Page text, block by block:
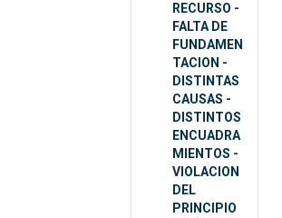
RECURSO -
FALTA DE
FUNDAMEN
TACION -
DISTINTAS
CAUSAS -
DISTINTOS
ENCUADRA
MIENTOS -
VIOLACION
DEL
PRINCIPIO